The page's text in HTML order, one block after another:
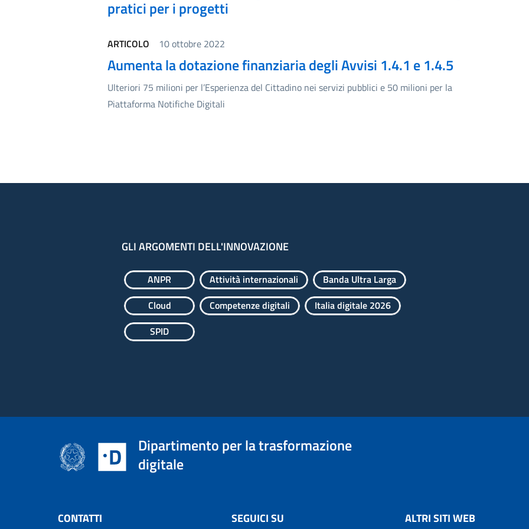
pratici per i progetti
ARTICOLO 10 ottobre 2022
Aumenta la dotazione finanziaria degli Avvisi 1.4.1 e 1.4.5
Ulteriori 75 milioni per l’Esperienza del Cittadino nei servizi pubblici e 50 milioni per la
Piattaforma Notifiche Digitali
GLI ARGOMENTI DELL'INNOVAZIONE
ANPR Attività internazionali
Banda Ultra Larga
Cloud
Competenze digitali
Italia digitale 2026
SPID
Dipartimento per la trasformazione
digitale
CONTATTI SEGUICI SU ALTRI SITI WEB